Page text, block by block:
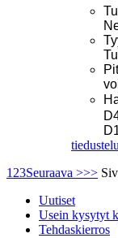
tiedustelu
1 23Seuraava >>>
Uutiset
Usein kysytyt
Tehdaskierros